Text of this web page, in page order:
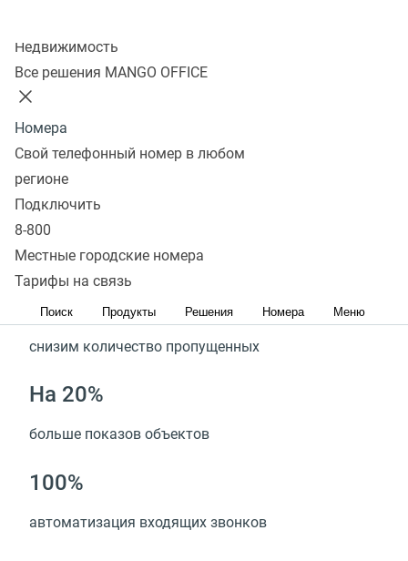
Недвижимость
Все решения MANGO OFFICE
Номера
Свой телефонный номер в любом
регионе
Подключить
8-800
Местные городские номера
Тарифы на связь
Поиск Продукты Решения Номера Меню
Оставить заявку Получить подарок
Благодаря решениям
MANGO OFFICE
В 2 раза
быстрее обработка звонков
На 37%
снизим количество пропущенных
На 20%
больше показов объектов
100%
автоматизация входящих звонков